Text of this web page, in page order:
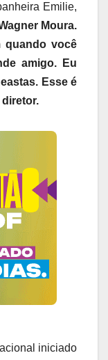
Emilie,
Moura.
quando você
amigo. Eu
Esse é
iniciado